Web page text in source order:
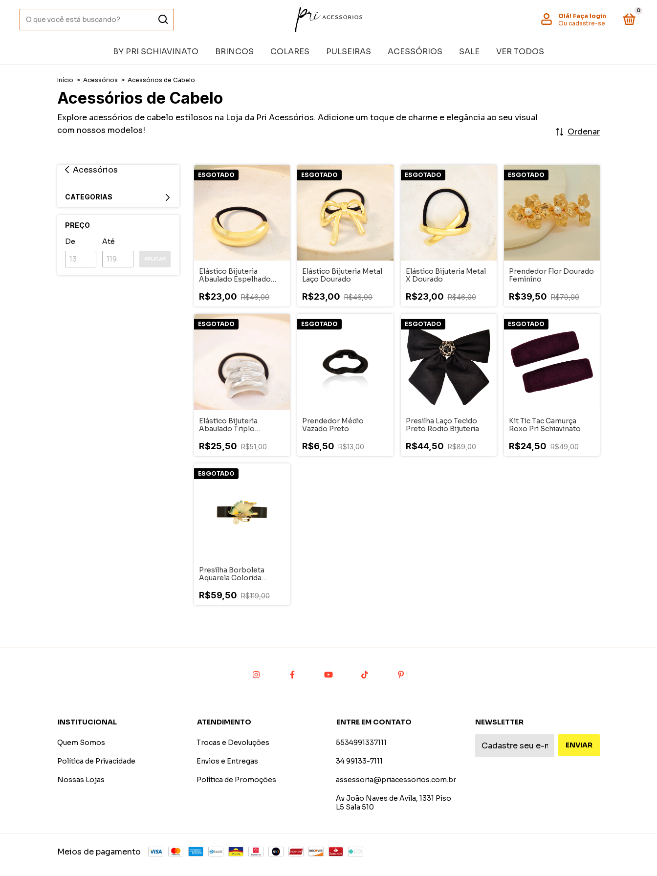
Olá! Faça login
Ou cadastre-se
0
BY PRI SCHIAVINATO BRINCOS COLARES PULSEIRAS ACESSÓRIOS SALE VER TODOS
Início > Acessórios > Acessórios de Cabelo
Acessórios de Cabelo
Explore acessórios de cabelo estilosos na Loja da Pri Acessórios. Adicione um toque de charme e elegância ao seu visual
com nossos modelos!
Ordenar
Acessórios
CATEGORIAS
PREÇO
De Até
APLICAR
ESGOTADO
Elástico Bijuteria
Abaulado Espelhado
R$23,00 R$46,00
ESGOTADO
Elástico Bijuteria Metal
Laço Dourado
R$23,00 R$46,00
ESGOTADO
Elástico Bijuteria Metal
X Dourado
R$23,00 R$46,00
ESGOTADO
Prendedor Flor Dourado
Feminino
R$39,50 R$79,00
ESGOTADO
Elástico Bijuteria
Abaulado Triplo
R$25,50 R$51,00
ESGOTADO
Prendedor Médio
Vazado Preto
R$6,50 R$13,00
ESGOTADO
Presilha Laço Tecido
Preto Rodio Bijuteria
R$44,50 R$89,00
ESGOTADO
Kit Tic Tac Camurça
Roxo Pri Schiavinato
R$24,50 R$49,00
ESGOTADO
Presilha Borboleta
Aquarela Colorida
R$59,50 R$119,00
INSTITUCIONAL
Quem Somos
Política de Privacidade
Nossas Lojas
ATENDIMENTO
Trocas e Devoluções
Envios e Entregas
Política de Promoções
ENTRE EM CONTATO
5534991337111
34 99133-7111
assessoria@priacessorios.com.br
Av João Naves de Avila, 1331 Piso
L5 Sala 510
NEWSLETTER
Meios de pagamento